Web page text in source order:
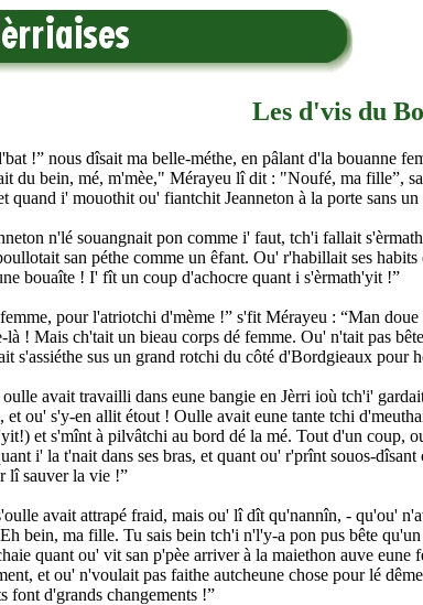
Les d'vis du
!” nous dîsait ma belle-méthe, en pâlant d'la bouanne
du bein, mé, m'mèe," Mérayeu lî dit : "Noufé, ma fille”,
quand i' mouothit ou' fiantchit Jeanneton à la porte sans un
n'lé souangnait pon comme i' faut, tch'i fallait
san péthe comme un êfant. Ou' r'habillait ses
bouaîte ! I' fît un coup d'achocre quant i s'èrmath'yit !”
pour l'atriotchi d'mème !” s'fit Mérayeu : “Man
là ! Mais ch'tait un bieau corps dé femme. Ou' n'tait pas
s'assiéthe sus un grand rotchi du côté d'Bordgieaux pour
avait travailli dans eune bangie en Jèrri ioù tch'i'
ou' s'y-en allit étout ! Oulle avait eune tante tchi
et s'mînt à pilvâtchi au bord dé la mé. Tout d'un
i' la t'nait dans ses bras, et quant ou' r'prînt souos-
lî sauver la vie !”
avait attrapé fraid, mais ou' lî dît qu'nannîn, - qu'ou'
bein, ma fille. Tu sais bein tch'i n'l'y-a pon pus bête
quant ou' vit san p'pèe arriver à la maiethon auve
et ou' n'voulait pas faithe autcheune chose pour lé
font d'grands changements !”